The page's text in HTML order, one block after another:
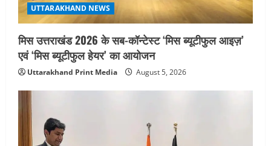
UTTARAKHAND NEWS
मिस उत्तराखंड 2026 के सब-कॉन्टेस्ट ‘मिस ब्यूटीफुल आइज़’
एवं ‘मिस ब्यूटीफुल हेयर’ का आयोजन
Uttarakhand Print Media August 5, 2026